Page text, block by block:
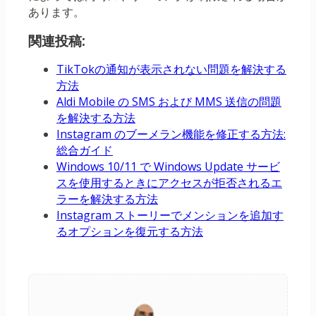
あります。
関連投稿:
TikTokの通知が表示されない問題を解決する
方法
Aldi Mobile の SMS および MMS 送信の問題
を解決する方法
Instagram のブーメラン機能を修正する方法:
総合ガイド
Windows 10/11 で Windows Update サービ
スを使用するときにアクセスが拒否されるエ
ラーを解決する方法
Instagram ストーリーでメンションを追加す
るオプションを復元する方法